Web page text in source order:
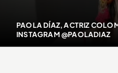
PAOLA DÍAZ, ACTRIZ
INSTAGRAM @PAOLADIAZ